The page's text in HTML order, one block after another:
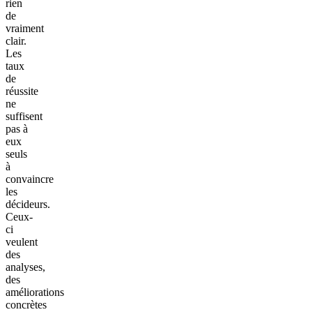
rien
de
vraiment
clair.
Les
taux
de
réussite
ne
suffisent
pas à
eux
seuls
à
convaincre
les
décideurs.
Ceux-
ci
veulent
des
analyses,
des
améliorations
concrètes